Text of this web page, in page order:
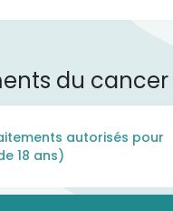
du cancer
autorisés pour
18 ans)